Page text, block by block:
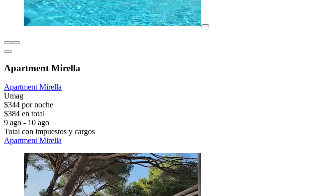
Apartment Mirella
Apartment Mirella
Umag
$344 por noche
$384 en total
9 ago - 10 ago
Total con impuestos y cargos
Apartment Mirella